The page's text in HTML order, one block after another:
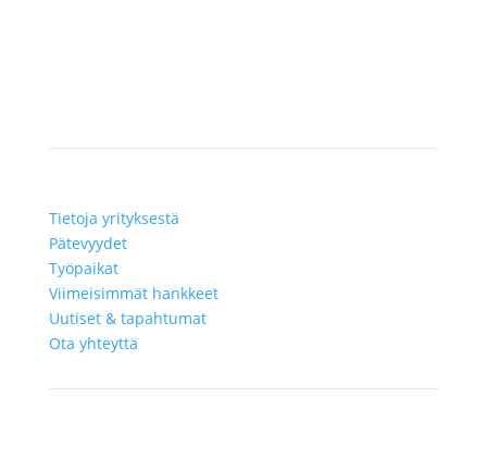
Tietoja yrityksestä
Pätevyydet
Työpaikat
Viimeisimmät hankkeet
Uutiset & tapahtumat
Ota yhteyttä